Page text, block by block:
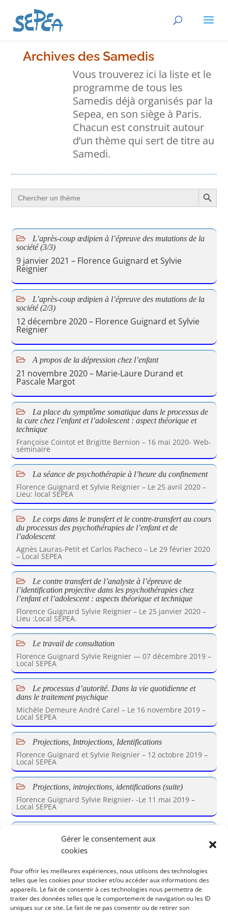
Gérer le consentement aux
cookies
Pour offrir les meilleures expériences, nous utilisons des technologies
telles que les cookies pour stocker et/ou accéder aux informations des
appareils. Le fait de consentir à ces technologies nous permettra de
traiter des données telles que le comportement de navigation ou les ID
uniques sur ce site. Le fait de ne pas consentir ou de retirer son
Archives des Samedis
Vous trouverez ici la liste et le
programme de tous les
Samedis déjà organisés par la
Sepea, en son siège à Paris.
Chacun est construit autour
d’un thème qui sert de titre au
Samedi.
Search
for:
Search Button
L’après-coup œdipien à l’épreuve des mutations de la
société (3/3)
9 janvier 2021 – Florence Guignard et Sylvie
Reignier
L’après-coup œdipien à l’épreuve des mutations de la
société (2/3)
12 décembre 2020 – Florence Guignard et Sylvie
Reignier
A propos de la dépression chez l’enfant
21 novembre 2020 – Marie-Laure Durand et
Pascale Margot
La place du symptôme somatique dans le processus de
la cure chez l’enfant et l’adolescent : aspect théorique et
technique
Françoise Cointot et Brigitte Bernion – 16 mai 2020- Web-
séminaire
La séance de psychothérapie à l’heure du confinement
Florence Guignard et Sylvie Reignier – Le 25 avril 2020 –
Lieu: local SEPEA
Le corps dans le transfert et le contre-transfert au cours
du processus des psychothérapies de l’enfant et de
l’adolescent
Agnès Lauras-Petit et Carlos Pacheco – Le 29 février 2020
– Local SEPEA
Le contre transfert de l’analyste à l’épreuve de
l’identification projective dans les psychothérapies chez
l’enfant et l’adolescent : aspects théorique et technique
Florence Guignard Sylvie Reignier – Le 25 janvier 2020 –
Lieu :Local SEPEA.
Le travail de consultation
Florence Guignard Sylvie Reignier — 07 décembre 2019 –
Local SEPEA
Le processus d’autorité. Dans la vie quotidienne et
dans le traitement psychique
Michèle Demeure André Carel – Le 16 novembre 2019 –
Local SEPEA
Projections, Introjections, Identifications
Florence Guignard et Sylvie Reignier – 12 octobre 2019 –
Local SEPEA
Projections, introjections, identifications (suite)
Florence Guignard Sylvie Reignier- -Le 11 mai 2019 –
Local SEPEA
Le 15 juin 2019 Samedi à Paris LES SAMEDIS DE LA SEPEA
Voir tous les Samedis lieu 92bis Bd du Montparnasse,
Projections, introjections, identifications
Le 30 mars 2019 Samedi à Paris LES SAMEDIS DE LA
SEPEA Voir tous les Samedis lieu 92bis Bd du
Montparnasse, 75014 Paris Note : les «Weekends» et